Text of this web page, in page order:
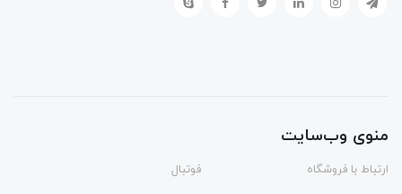
منوی وب‌سایت
ارتباط با فروشگاه
فوتبال